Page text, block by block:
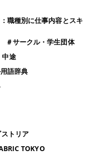
職種別に仕事内容とスキ
＃サークル・学生団体
中途
語辞典
トリア
TOKYO